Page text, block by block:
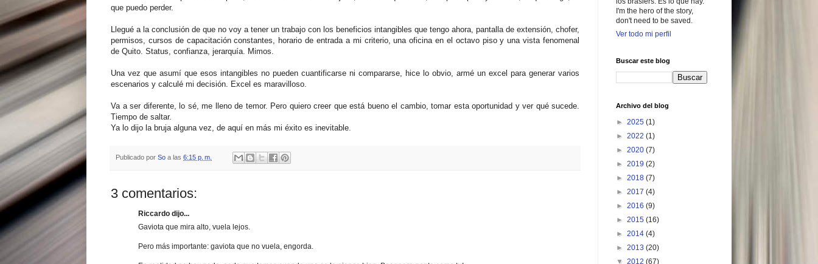
que puedo perder.
Llegué a la conclusión de que no voy a tener un trabajo con los beneficios intangibles que tengo ahora, pantalla de extensión, chofer,
permisos, cursos de capacitación constantes, horario de entrada a mi criterio, una oficina en el octavo piso y una vista fenomenal
de Quito. Status, confianza, jerarquía. Mimos.
Una vez que asumí que esos intangibles no pueden cuantificarse ni compararse, hice lo obvio, armé un excel para generar varios
escenarios y calculé mi decisión. Excel es maravilloso.
Va a ser diferente, lo sé, me lleno de temor. Pero quiero creer que está bueno el cambio, tomar esta oportunidad y ver qué sucede.
Tiempo de saltar.
Ya lo dijo la bruja alguna vez, de aquí en más mi éxito es inevitable.
Publicado por So a las 6:15 p. m.
3 comentarios:
Riccardo dijo...
Gaviota que mira alto, vuela lejos.
Pero más importante: gaviota que no vuela, engorda.
I'm the hero of the story,
don't need to be saved.
Ver todo mi perfil
Buscar este blog
Archivo del blog
► 2025 (1)
► 2022 (1)
► 2020 (7)
► 2019 (2)
► 2018 (7)
► 2017 (4)
► 2016 (9)
► 2015 (16)
► 2014 (4)
► 2013 (20)
▼ 2012 (67)